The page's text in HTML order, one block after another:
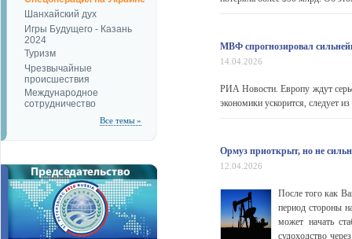
Шанхайский дух
Игры Будущего - Казань
2024
Туризм
Чрезвычайные
происшествия
Международное
сотрудничество
Все темы »
МВФ спрогнозировал
14.04.2026
РИА Новости. Европу ждут
экономики ускорится, следует
Ормуз приоткрыт, но не
12.04.2026
После того как
период стороны
может начать
судоходство